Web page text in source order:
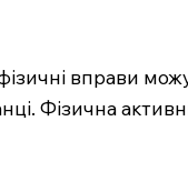
вправи
Фізична